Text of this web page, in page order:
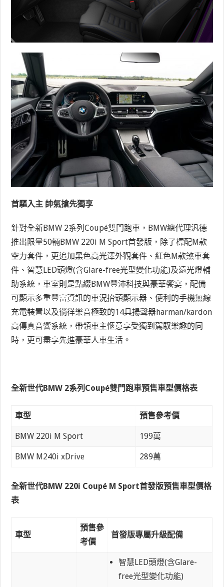
首驅入主 帥氣搶先獨享
針對全新BMW 2系列Coupé雙門跑車，BMW總代理汎德
推出限量50輛BMW 220i M Sport首發版，除了標配M款
空力套件，更追加黑色高光澤外觀套件、紅色M款煞車套
件、智慧LED頭燈(含Glare-free光型變化功能)及遠光燈輔
助系統，車室則是點綴BMW豐沛科技與豪華饗宴，配備
可顯示多重豐富資訊的車況抬頭顯示器、便利的手機無線
充電裝置以及徜徉樂音極致的14具揚聲器harman/kardon
高傳真音響系統，帶領車主愜意享受獨到駕馭樂趣的同
時，更可盡享先進豪華人車生活。
全新世代BMW 2系列Coupé雙門跑車預售車型價格表
車型 預售參考價
BMW 220i M Sport 199萬
BMW M240i xDrive 289萬
全新世代BMW 220i Coupé M Sport首發版預售車型價格
表
車型
預售參
考價
首發版專屬升級配備
智慧LED頭燈(含Glare-
free光型變化功能)